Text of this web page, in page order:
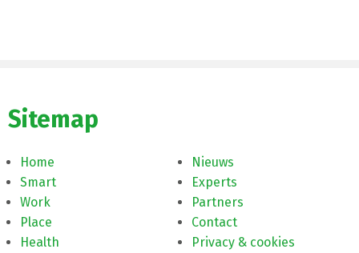
Sitemap
Home
Smart
Work
Place
Health
Nieuws
Experts
Partners
Contact
Privacy & cookies